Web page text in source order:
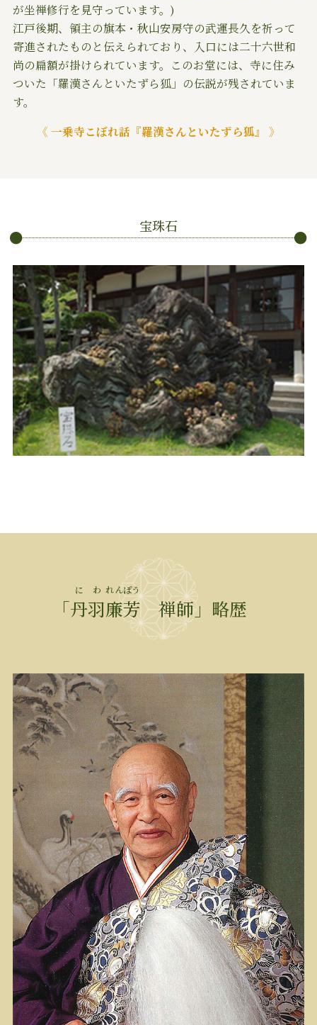
が坐禅修行を見守っています。)
江戸後期、領主の旗本・秋山安房守の武運長久を祈って
寄進されたものと伝えられており、入口には二十六世和
尚の扁額が掛けられています。このお堂には、寺に住み
ついた「羅漢さんといたずら狐」の伝説が残されていま
す。
《 一乗寺こぼれ話『羅漢さんといたずら狐』 》
宝珠石
「丹羽
にわ
廉芳
れんぽう
禅師」略歴